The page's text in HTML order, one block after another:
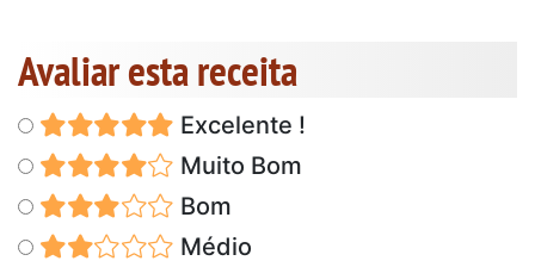
Avaliar esta receita
Excelente !
Muito Bom
Bom
Médio